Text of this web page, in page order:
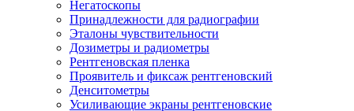
Негатоскопы
Принадлежности для радиографии
Эталоны чувствительности
Дозиметры и радиометры
Рентгеновская пленка
Проявитель и фиксаж рентгеновский
Денситометры
Усиливающие экраны рентгеновские